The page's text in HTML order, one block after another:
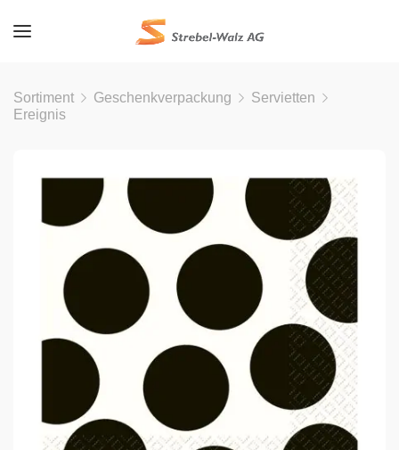
Sortiment Geschenkverpackung
Servietten
Ereignis